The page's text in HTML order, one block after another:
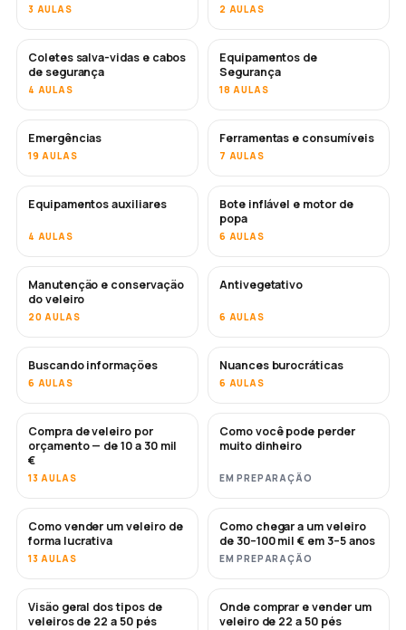
3 AULAS 2 AULAS
Coletes salva-vidas e cabos
de segurança
4 AULAS
Equipamentos de
Segurança
18 AULAS
Emergências
19 AULAS
Ferramentas e consumíveis
7 AULAS
Equipamentos auxiliares
4 AULAS
Bote inflável e motor de
popa
6 AULAS
Manutenção e conservação
do veleiro
20 AULAS
EM BREVE
Antivegetativo
6 AULAS
Buscando informações
6 AULAS
Nuances burocráticas
6 AULAS
EM BREVE
Compra de veleiro por
orçamento — de 10 a 30 mil
€
13 AULAS
EM BREVE
Como você pode perder
muito dinheiro
EM PREPARAÇÃO
NOVO
Como vender um veleiro de
forma lucrativa
13 AULAS
NOVO
Como chegar a um veleiro
de 30–100 mil € em 3–5 anos
EM PREPARAÇÃO
EM BREVE
Visão geral dos tipos de
veleiros de 22 a 50 pés
EM BREVE
Onde comprar e vender um
veleiro de 22 a 50 pés